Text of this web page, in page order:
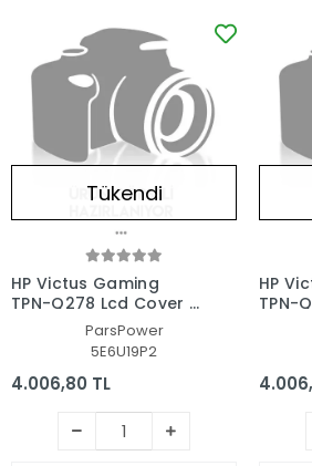
Tükendi
HP Victus Gaming
TPN-Q278 Lcd Cover -
Bezel Ekran Kasası-
Çerçeve Set
ParsPower
5E6U19P2
4.006,80 TL
HP
TPN-